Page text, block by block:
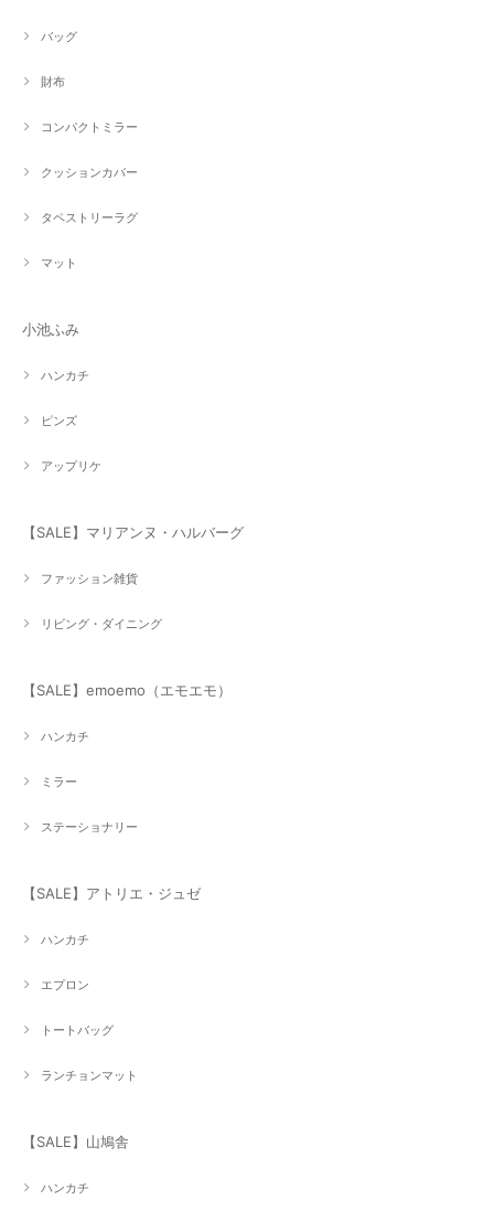
バッグ
財布
コンパクトミラー
クッションカバー
タペストリーラグ
マット
小池ふみ
ハンカチ
ピンズ
アップリケ
【SALE】マリアンヌ・ハルバーグ
ファッション雑貨
リビング・ダイニング
【SALE】emoemo（エモエモ）
ハンカチ
ミラー
ステーショナリー
【SALE】アトリエ・ジュゼ
ハンカチ
エプロン
トートバッグ
ランチョンマット
【SALE】山鳩舎
ハンカチ